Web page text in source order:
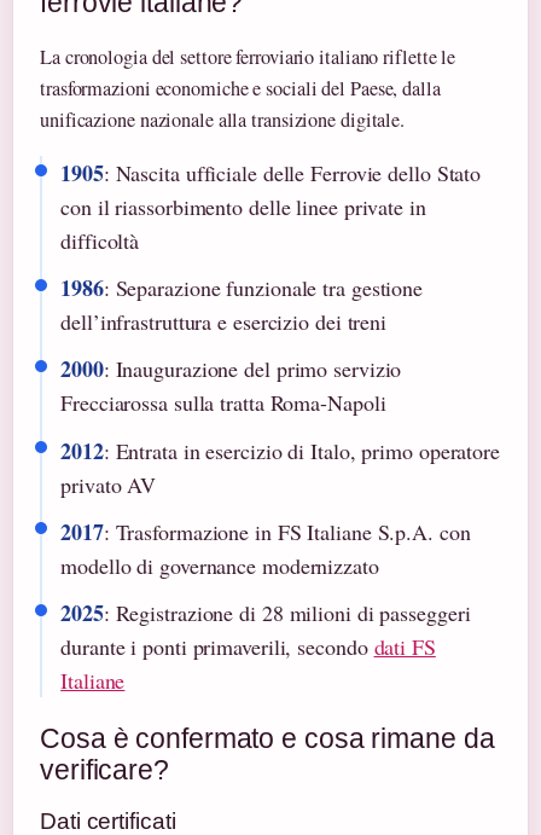
La cronologia del settore ferroviario italiano riflette le
trasformazioni economiche e sociali del Paese, dalla
unificazione nazionale alla transizione digitale.
1905: Nascita ufficiale delle Ferrovie dello Stato
con il riassorbimento delle linee private in
difficoltà
1986: Separazione funzionale tra gestione
dell’infrastruttura e esercizio dei treni
2000: Inaugurazione del primo servizio
Frecciarossa sulla tratta Roma-Napoli
2012: Entrata in esercizio di Italo, primo operatore
privato AV
2017: Trasformazione in FS Italiane S.p.A. con
modello di governance modernizzato
2025: Registrazione di 28 milioni di passeggeri
durante i ponti primaverili, secondo dati FS
Italiane
Cosa è confermato e cosa rimane da
verificare?
Dati certificati